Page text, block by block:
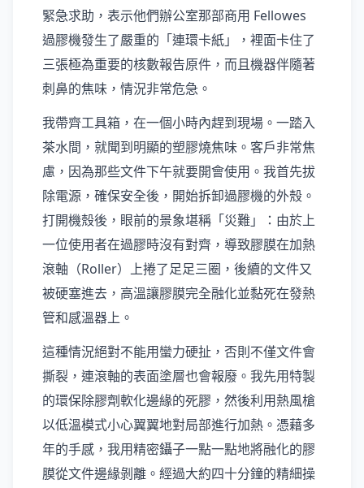
緊急求助，表示他們辦公室那部商用 Fellowes
過膠機發生了嚴重的「連環卡紙」，裡面卡住了
三張極為重要的核數報告原件，而且機器伴隨著
刺鼻的焦味，情況非常危急。
我帶齊工具箱，在一個小時內趕到現場。一踏入
茶水間，就聞到明顯的塑膠燒焦味。客戶非常焦
慮，因為那些文件下午就要開會使用。我首先拔
除電源，確保安全後，開始拆卸過膠機的外殼。
打開機殼後，眼前的景象堪稱「災難」：由於上
一位使用者在過膠時沒有對齊，導致膠膜在加熱
滾軸（Roller）上捲了足足三圈，後續的文件又
被硬塞進去，高溫讓膠膜完全融化並黏死在發熱
管和感溫器上。
這種情況絕對不能用蠻力硬扯，否則不僅文件會
撕裂，連滾軸的表面塗層也會報廢。我先用特製
的環保除膠劑軟化邊緣的死膠，然後利用熱風槍
以低溫模式小心翼翼地對局部進行加熱。憑藉多
年的手感，我用精密鑷子一點一點地將融化的膠
膜從文件邊緣剝離。經過大約四十分鐘的精細操